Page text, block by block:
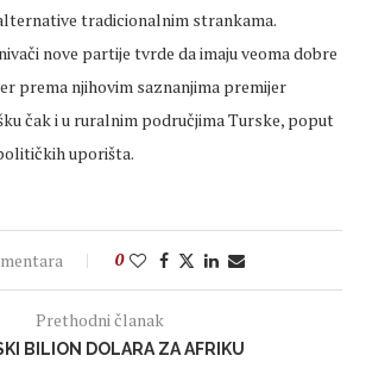
tradicionalnim strankama.
nove partije tvrde da imaju veoma dobre
prema njihovim saznanjima premijer
čak i u ruralnim područjima Turske, poput
uporišta.
0
Prethodni članak
BILION DOLARA ZA AFRIKU